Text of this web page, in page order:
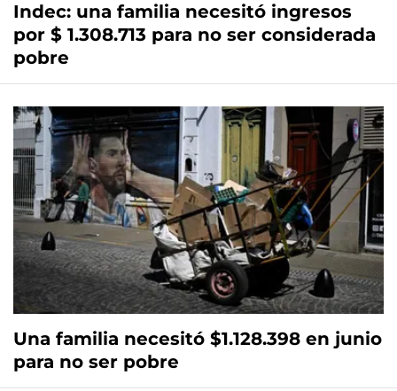
Indec: una familia necesitó ingresos
por $ 1.308.713 para no ser considerada
pobre
Una familia necesitó $1.128.398 en junio
para no ser pobre